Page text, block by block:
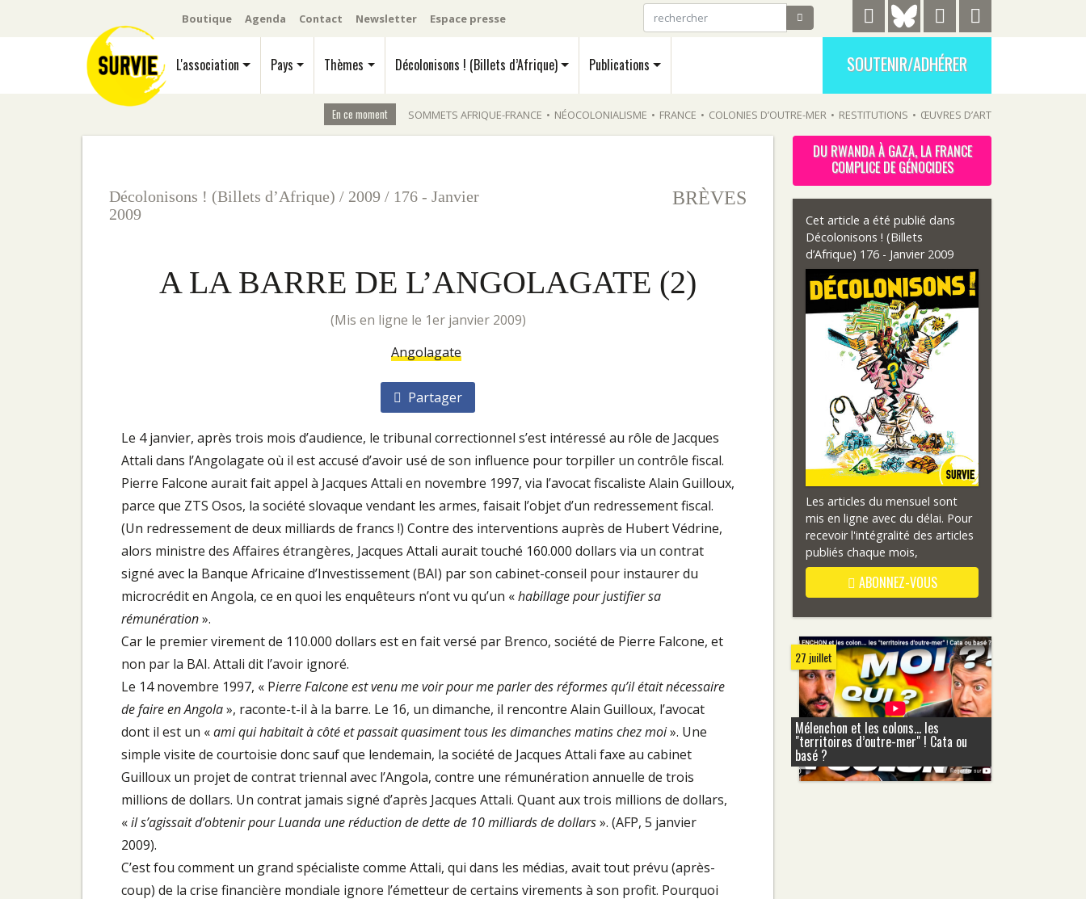
Boutique Agenda Contact Newsletter Espace presse
L'association Pays Thèmes Décolonisons ! (Billets d’Afrique) Publications SOUTENIR/ADHÉRER
En ce moment SOMMETS AFRIQUE-FRANCE • NÉOCOLONIALISME • FRANCE • COLONIES D’OUTRE-MER • RESTITUTIONS • ŒUVRES D’ART
Décolonisons ! (Billets d’Afrique) / 2009 / 176 - Janvier
2009
BRÈVES
A LA BARRE DE L’ANGOLAGATE (2)
(mis en ligne le 1er janvier 2009)
Angolagate
Partager
Le 4 janvier, après trois mois d’audience, le tribunal correctionnel s’est intéressé au rôle de Jacques
Attali dans l’Angolagate où il est accusé d’avoir usé de son influence pour torpiller un contrôle fiscal.
Pierre Falcone aurait fait appel à Jacques Attali en novembre 1997, via l’avocat fiscaliste Alain Guilloux,
parce que ZTS Osos, la société slovaque vendant les armes, faisait l’objet d’un redressement fiscal.
(Un redressement de deux milliards de francs !) Contre des interventions auprès de Hubert Védrine,
alors ministre des Affaires étrangères, Jacques Attali aurait touché 160.000 dollars via un contrat
signé avec la Banque Africaine d’Investissement (BAI) par son cabinet-conseil pour instaurer du
microcrédit en Angola, ce en quoi les enquêteurs n’ont vu qu’un «habillage pour justifier sa
rémunération».
Car le premier virement de 110.000 dollars est en fait versé par Brenco, société de Pierre Falcone, et
non par la BAI. Attali dit l’avoir ignoré.
Le 14 novembre 1997, « Pierre Falcone est venu me voir pour me parler des réformes qu’il était nécessaire
de faire en Angola», raconte-t-il à la barre. Le 16, un dimanche, il rencontre Alain Guilloux, l’avocat
dont il est un «ami qui habitait à côté et passait quasiment tous les dimanches matins chez moi». Une
simple visite de courtoisie donc sauf que lendemain, la société de Jacques Attali faxe au cabinet
Guilloux un projet de contrat triennal avec l’Angola, contre une rémunération annuelle de trois
millions de dollars. Un contrat jamais signé d’après Jacques Attali. Quant aux trois millions de dollars,
«il s’agissait d’obtenir pour Luanda une réduction de dette de 10 milliards de dollars». (AFP, 5 janvier
2009).
C’est fou comment un grand spécialiste comme Attali, qui dans les médias, avait tout prévu (après-
coup) de la crise financière mondiale ignore l’émetteur de certains virements à son profit. Pourquoi
DU RWANDA À GAZA, LA FRANCE
COMPLICE DE GÉNOCIDES
Cet article a été publié dans
Décolonisons ! (Billets
d’Afrique) 176 - Janvier 2009
Les articles du mensuel sont
mis en ligne avec du délai. Pour
recevoir l'intégralité des articles
publiés chaque mois,
ABONNEZ-VOUS
27 juillet
Mélenchon et les colons... les
"territoires d’outre-mer" ! Cata ou
basé ?